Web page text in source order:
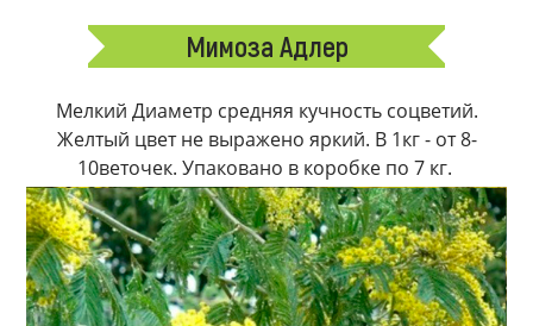
Мимоза Адлер
Мелкий Диаметр средняя кучность соцветий.
Желтый цвет не выражено яркий. В 1кг - от 8-
10веточек. Упаковано в коробке по 7 кг.